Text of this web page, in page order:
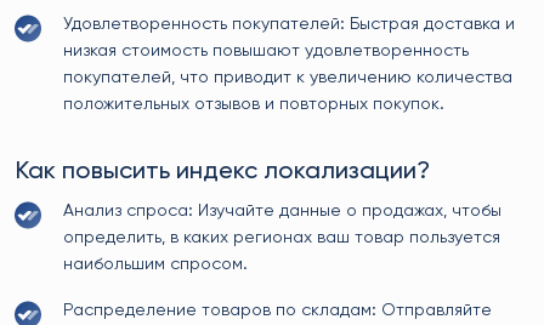
Удовлетворенность покупателей: Быстрая доставка и
низкая стоимость повышают удовлетворенность
покупателей, что приводит к увеличению количества
положительных отзывов и повторных покупок.
Как повысить индекс локализации?
Анализ спроса: Изучайте данные о продажах, чтобы
определить, в каких регионах ваш товар пользуется
наибольшим спросом.
Распределение товаров по складам: Отправляйте